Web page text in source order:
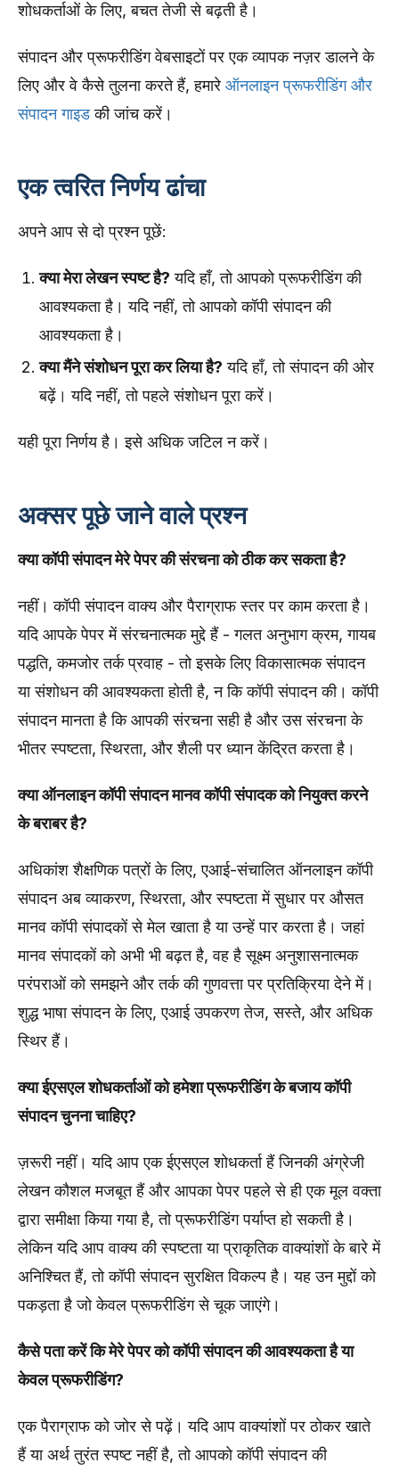
शोधकर्ताओं के लिए, बचत तेजी से बढ़ती है।
संपादन और प्रूफरीडिंग वेबसाइटों पर एक व्यापक नज़र डालने के
लिए और वे कैसे तुलना करते हैं, हमारे ऑनलाइन प्रूफरीडिंग और
संपादन गाइडकी जांच करें।
एक त्वरित निर्णय ढांचा
अपने आप से दो प्रश्न पूछें:
क्या मेरा लेखन स्पष्ट है? यदि हाँ, तो आपको प्रूफरीडिंग की
आवश्यकता है। यदि नहीं, तो आपको कॉपी संपादन की
आवश्यकता है।
क्या मैंने संशोधन पूरा कर लिया है? यदि हाँ, तो संपादन की ओर
बढ़ें। यदि नहीं, तो पहले संशोधन पूरा करें।
यही पूरा निर्णय है। इसे अधिक जटिल न करें।
अक्सर पूछे जाने वाले प्रश्न
क्या कॉपी संपादन मेरे पेपर की संरचना को ठीक कर सकता है?
नहीं। कॉपी संपादन वाक्य और पैराग्राफ स्तर पर काम करता है।
यदि आपके पेपर में संरचनात्मक मुद्दे हैं - गलत अनुभाग क्रम, गायब
पद्धति, कमजोर तर्क प्रवाह - तो इसके लिए विकासात्मक संपादन
या संशोधन की आवश्यकता होती है, न कि कॉपी संपादन की। कॉपी
संपादन मानता है कि आपकी संरचना सही है और उस संरचना के
भीतर स्पष्टता, स्थिरता, और शैली पर ध्यान केंद्रित करता है।
क्या ऑनलाइन कॉपी संपादन मानव कॉपी संपादक को नियुक्त करने
के बराबर है?
अधिकांश शैक्षणिक पत्रों के लिए, एआई-संचालित ऑनलाइन कॉपी
संपादन अब व्याकरण, स्थिरता, और स्पष्टता में सुधार पर औसत
मानव कॉपी संपादकों से मेल खाता है या उन्हें पार करता है। जहां
मानव संपादकों को अभी भी बढ़त है, वह है सूक्ष्म अनुशासनात्मक
परंपराओं को समझने और तर्क की गुणवत्ता पर प्रतिक्रिया देने में।
शुद्ध भाषा संपादन के लिए, एआई उपकरण तेज, सस्ते, और अधिक
स्थिर हैं।
क्या ईएसएल शोधकर्ताओं को हमेशा प्रूफरीडिंग के बजाय कॉपी
संपादन चुनना चाहिए?
ज़रूरी नहीं। यदि आप एक ईएसएल शोधकर्ता हैं जिनकी अंग्रेजी
लेखन कौशल मजबूत हैं और आपका पेपर पहले से ही एक मूल वक्ता
द्वारा समीक्षा किया गया है, तो प्रूफरीडिंग पर्याप्त हो सकती है।
लेकिन यदि आप वाक्य की स्पष्टता या प्राकृतिक वाक्यांशों के बारे में
अनिश्चित हैं, तो कॉपी संपादन सुरक्षित विकल्प है। यह उन मुद्दों को
पकड़ता है जो केवल प्रूफरीडिंग से चूक जाएंगे।
कैसे पता करें कि मेरे पेपर को कॉपी संपादन की आवश्यकता है या
केवल प्रूफरीडिंग?
एक पैराग्राफ को जोर से पढ़ें। यदि आप वाक्यांशों पर ठोकर खाते
हैं या अर्थ तुरंत स्पष्ट नहीं है, तो आपको कॉपी संपादन की